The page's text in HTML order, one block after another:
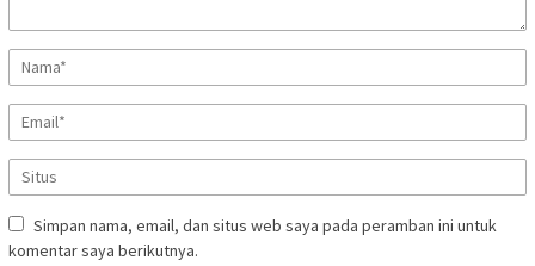
Simpan nama, email, dan situs web saya pada peramban ini untuk
komentar saya berikutnya.